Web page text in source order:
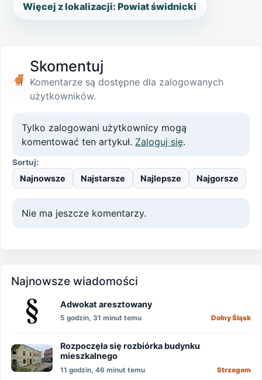
Więcej z lokalizacji: Powiat świdnicki
Skomentuj
Komentarze są dostępne dla zalogowanych
użytkowników.
Tylko zalogowani użytkownicy mogą
komentować ten artykuł. Zaloguj się.
Sortuj:
Najnowsze Najstarsze Najlepsze Najgorsze
Nie ma jeszcze komentarzy.
Najnowsze wiadomości
Adwokat aresztowany
5 godzin, 31 minut temu Dolny Śląsk
Rozpoczęła się rozbiórka budynku
mieszkalnego
11 godzin, 46 minut temu Strzegom